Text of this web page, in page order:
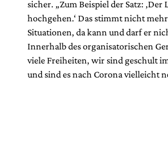
sicher. „Zum Beispiel der Satz: ‚Der
hochgehen.‘ Das stimmt nicht
Situationen, da kann und darf er
Innerhalb des organisatorischen
viele Freiheiten, wir sind geschult
und sind es nach Corona vielleicht